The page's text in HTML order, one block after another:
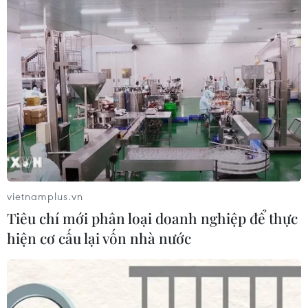
04/08/2026 15:17
Tây Ban Nha phát trực tiếp nhật thực
toàn phần từ độ cao 9.000 m
04/08/2026 13:23
Tàu chở hàng của Thổ Nhĩ Kỳ bị tấn
công trên Biển Đen
04/08/2026 05:54
Vì sao Google khiến Mỹ và
EU đối đầu về chủ quyền số?
04/08/2026 04:13
vietnamplus.vn
Tiêu chí mới phân loại doanh nghiệp để thực
hiện cơ cấu lại vốn nhà nước